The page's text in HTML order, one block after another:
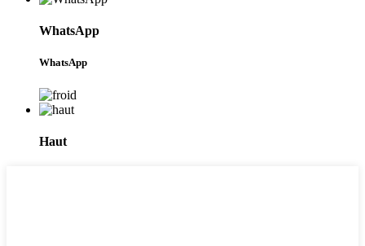
WhatsApp
WhatsApp
Haut